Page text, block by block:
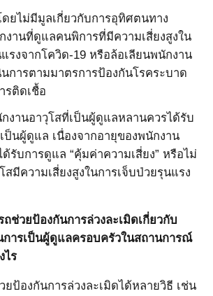
ยไม่มีมูลเกี่ยวกับการอุทิศตนทาง
งานที่ดูแลคนพิการที่มีความเสี่ยงสูงใน
รงจากโควิด-19 หรือล้อเลียนพนักงาน
การตามมาตรการป้องกันโรคระบาด
รติดเชื้อ
งานอาวุโสที่เป็นผู้ดูแลหลานควรได้รับ
ป็นผู้ดูแล เนื่องจากอายุของพนักงาน
รับการดูแล “คุ้มค่าความเสี่ยง” หรือไม่
สมีความเสี่ยงสูงในการเจ็บป่วยรุนแรง
ถช่วยป้องกันการล่วงละเมิดเกี่ยวกับ
ารเป็นผู้ดูแลครอบครัวในสถานการณ์
ไร
ยป้องกันการล่วงละเมิดได้หลายวิธี เช่น